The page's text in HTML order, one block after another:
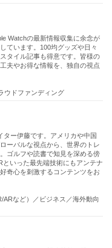
Watchの最新情報収集に余念が
ています。100均グッズや日々
タイル記事も得意です。皆様の
夫やお得な情報を、独自の視点
ウドファンディング
ター伊藤です。アメリカや中国
ーバルな視点から、世界のトレ
ゴルフや読書で知見を深める傍
といった最先端技術にもアンテナ
奇心を刺激するコンテンツをお
ARなど）／ビジネス／海外動向